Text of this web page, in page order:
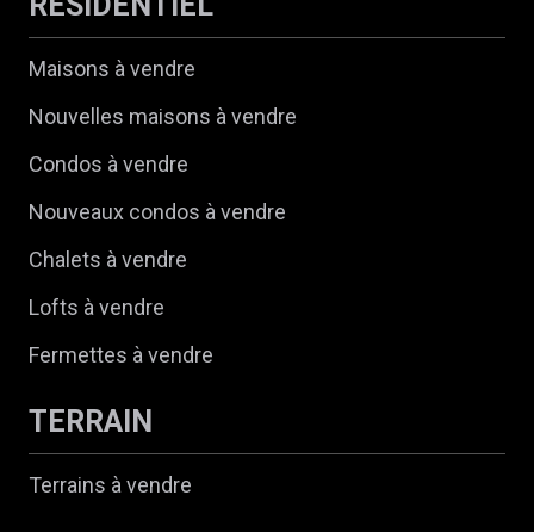
Maisons à vendre
Nouvelles maisons à vendre
Condos à vendre
Nouveaux condos à vendre
Chalets à vendre
Lofts à vendre
Fermettes à vendre
TERRAIN
Terrains à vendre